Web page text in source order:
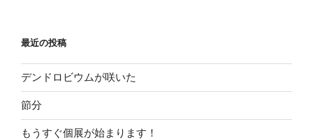
ン
最近の投稿
デンドロビウムが咲いた
節分
もうすぐ個展が始まります！